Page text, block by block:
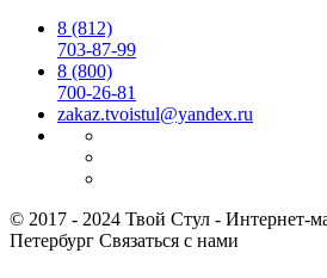
8 (812)
703-87-99
8 (800)
700-26-81
zakaz.tvoistul@yandex.ru
© 2017 - 2024 Твой Стул - Интернет-
Петербург Связаться с нами